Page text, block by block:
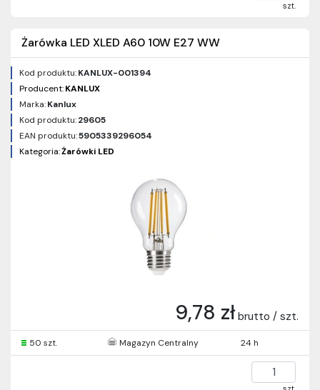
szt.
Żarówka LED XLED A60 10W E27 WW
Kod produktu:KANLUX-001394
Producent:KANLUX
Marka:Kanlux
Kod produktu:29605
EAN produktu:5905339296054
Kategoria:Żarówki LED
9,78 zł brutto / szt.
50 szt. Magazyn Centralny 24 h